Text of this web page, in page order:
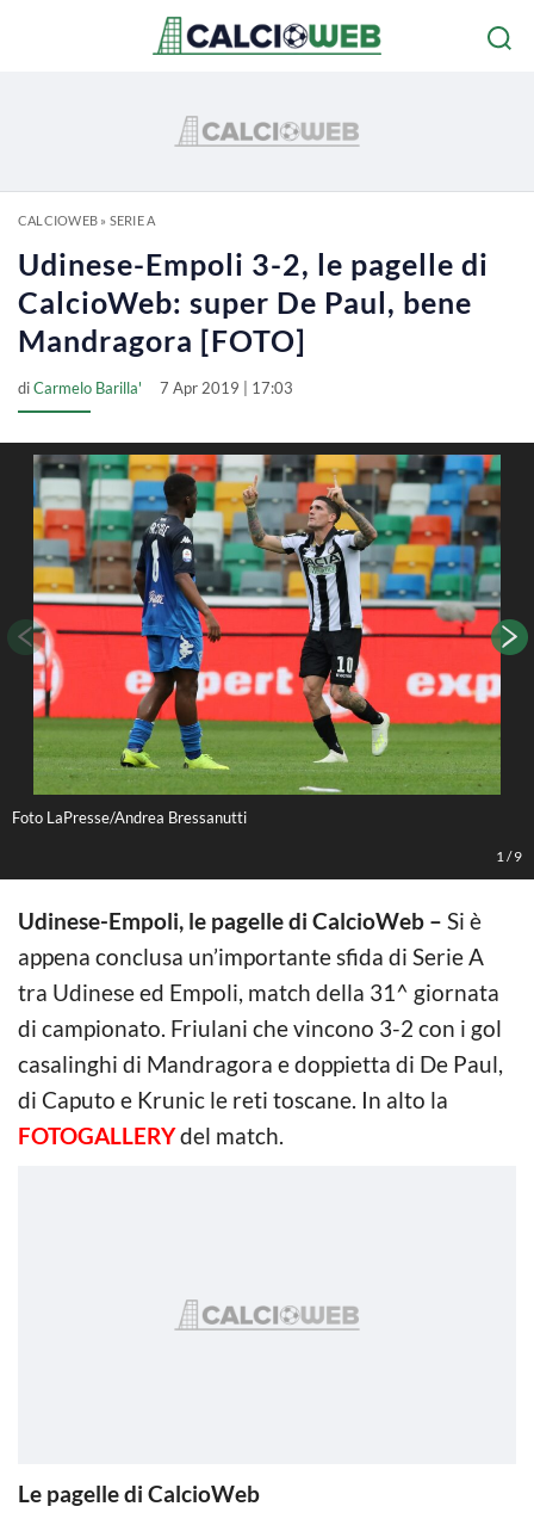
CALCIOWEB» SERIE A
Udinese-Empoli 3-2, le pagelle di
CalcioWeb: super De Paul, bene
Mandragora [FOTO]
diCarmelo Barilla' 7 Apr 2019 | 17:03
Foto LaPresse/Andrea Bressanutti
1 /9
Udinese-Empoli, le pagelle di CalcioWeb – Si è
appena conclusa un’importante sfida di Serie A
tra Udinese ed Empoli, match della 31^ giornata
di campionato. Friulani che vincono 3-2 con i gol
casalinghi di Mandragora e doppietta di De Paul,
di Caputo e Krunic le reti toscane. In alto la
FOTOGALLERYdel match.
Le pagelle di CalcioWeb